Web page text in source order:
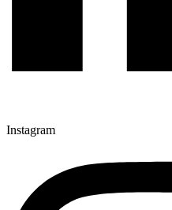
Instagram